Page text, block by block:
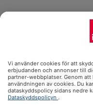
ifolor.se i